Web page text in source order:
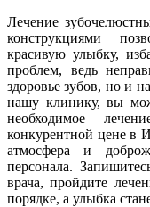
Лечение
конструкциями
красивую улыбку,
проблем, ведь
здоровье зубов, но и
нашу клинику, вы
необходимое
конкурентной цене в
атмосфера и
персонала.
врача, пройдите
порядке, а улыбка